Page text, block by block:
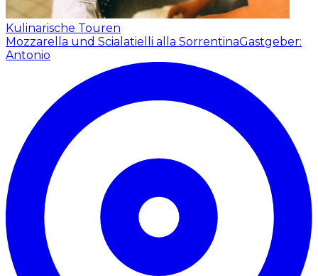
Kulinarische Touren
Mozzarella und Scialatielli alla SorrentinaGastgeber:
Antonio